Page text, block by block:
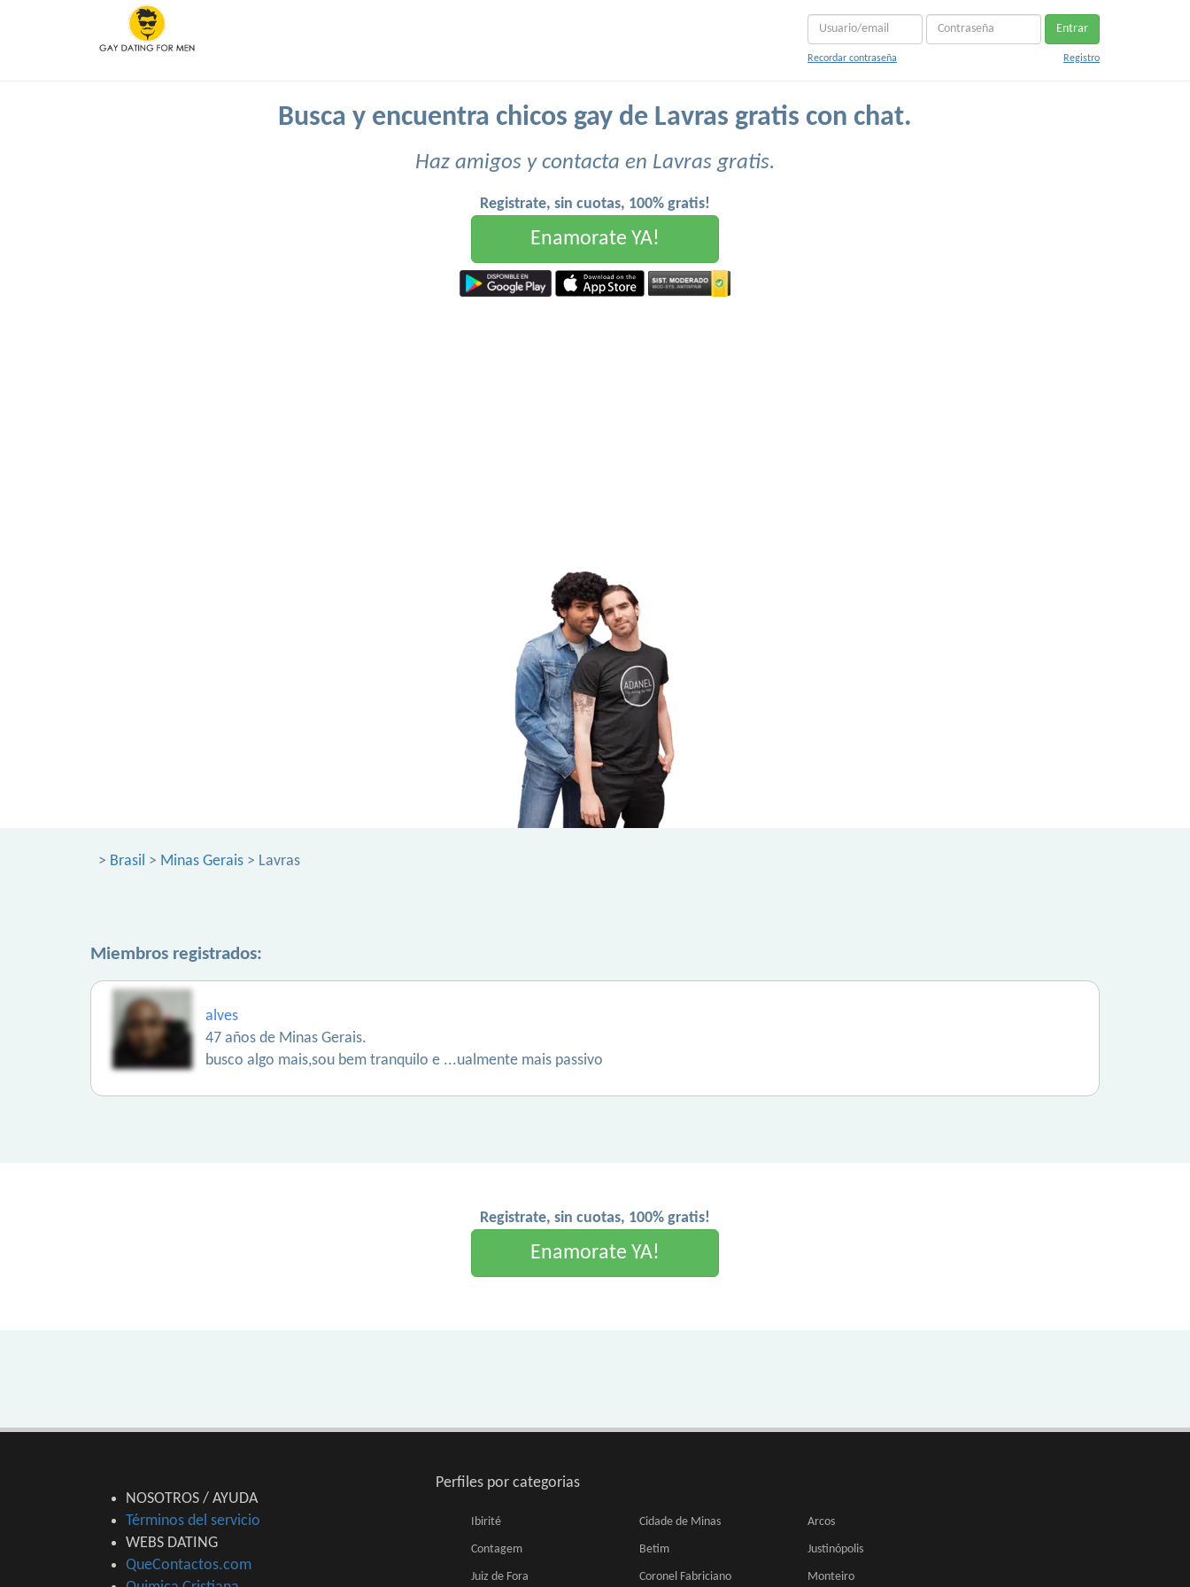
Entrar
Recordar contraseña Registro
Busca y encuentra chicos gay de Lavras gratis con chat.
Haz amigos y contacta en Lavras gratis.
Registrate, sin cuotas, 100% gratis!
Enamorate YA!
> Brasil > Minas Gerais > Lavras
Miembros registrados:
alves
47 años de Minas Gerais.
busco algo mais,sou bem tranquilo e ...ualmente mais passivo
Registrate, sin cuotas, 100% gratis!
Enamorate YA!
NOSOTROS / AYUDA
Términos del servicio
WEBS DATING
QueContactos.com
Perfiles por categorias
Ibirité Cidade de Minas Arcos
Contagem Betim Justinópolis
Juiz de Fora Coronel Fabriciano Monteiro